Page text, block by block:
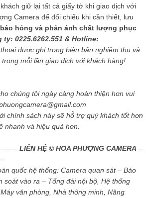
giữ lại tất cả giấy tờ khi giao dịch với
Camera để đối chiếu khi cần thiết, lưu
hỏng và phản ánh chất lượng phục
ty: 0225.6262.551 & Hotline:
được ghi trong biên bản nghiệm thu và
mỗi lần giao dịch với khách hàng!
chúng tôi ngày càng hoàn thiện hơn vui
chính sách này sẽ hỗ trợ quý khách tốt hơn
nhanh và hiệu quả hơn.
LIÊN HỆ © HOA PHƯỢNG CAMERA --
quốc hệ thống: Camera quan sát – Báo
soát vào ra – Tổng đài nội bộ, Hệ thống
văn phòng, Nhà thông minh, Năng